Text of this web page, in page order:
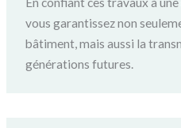
vous garantissez non
bâtiment, mais aussi la
générations futures.